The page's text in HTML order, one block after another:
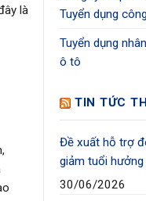
là
Tuyển dụng
Tuyển dụng
ô tô
TIN TỨC
Đề xuất hỗ trợ
giảm tuổi
30/06/2026